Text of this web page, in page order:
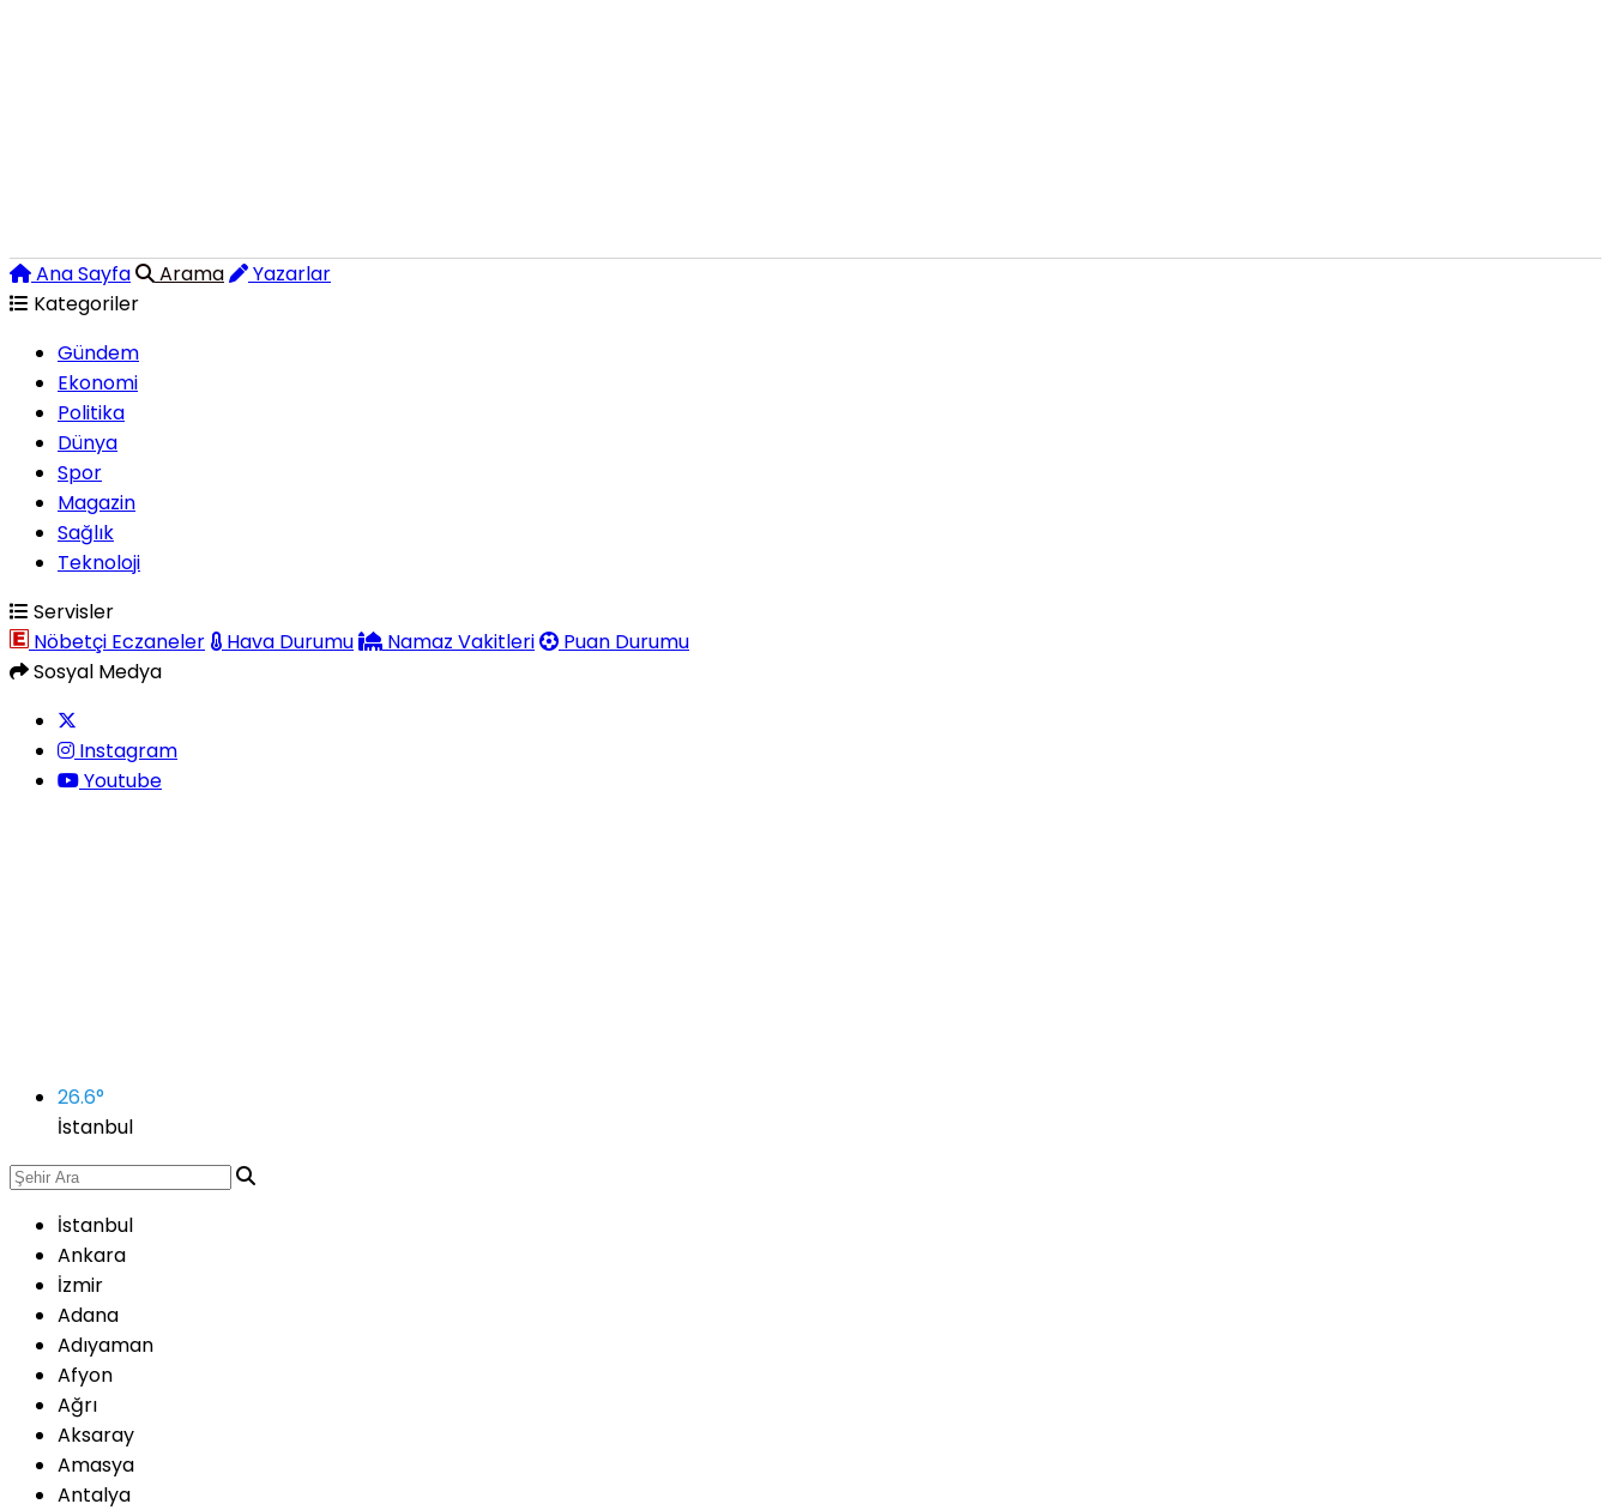
Ana Sayfa Arama
Yazarlar
Kategoriler
Gündem
Ekonomi
Politika
Dünya
Spor
Magazin
Sağlık
Teknoloji
Servisler
Nöbetçi Eczaneler
Hava Durumu Namaz Vakitleri
Puan Durumu
Sosyal Medya
Instagram
Youtube
26.6°
İstanbul
İstanbul
Ankara
İzmir
Adana
Adıyaman
Afyon
Ağrı
Aksaray
Amasya
Antalya